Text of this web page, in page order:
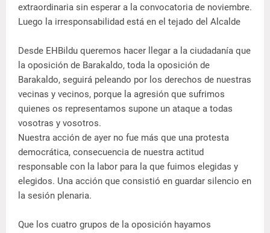
extraordinaria sin esperar a la convocatoria de noviembre.
Luego la irresponsabilidad está en el tejado del Alcalde
Desde EHBildu queremos hacer llegar a la ciudadanía que
la oposición de Barakaldo, toda la oposición de
Barakaldo, seguirá peleando por los derechos de nuestras
vecinas y vecinos, porque la agresión que sufrimos
quienes os representamos supone un ataque a todas
vosotras y vosotros.
Nuestra acción de ayer no fue más que una protesta
democrática, consecuencia de nuestra actitud
responsable con la labor para la que fuimos elegidas y
elegidos. Una acción que consistió en guardar silencio en
la sesión plenaria.
Que los cuatro grupos de la oposición hayamos